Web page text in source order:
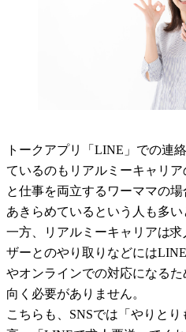
トークアプリ「LINE」での連
ているのもリアルミーキャリ
と仕事を両立するワーママの
あきらめているという人も多い
一方、リアルミーキャリアは
ザーとのやり取りなどには
やオンラインでの対応になる
向く必要がありません。
こちらも、SNSでは「やりと